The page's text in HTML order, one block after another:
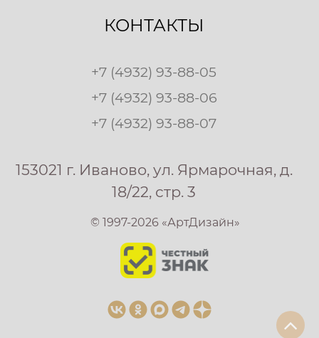
КОНТАКТЫ
+7 (4932) 93-88-05
+7 (4932) 93-88-06
+7 (4932) 93-88-07
153021 г. Иваново, ул. Ярмарочная, д.
18/22, стр. 3
© 1997-2026 «АртДизайн»